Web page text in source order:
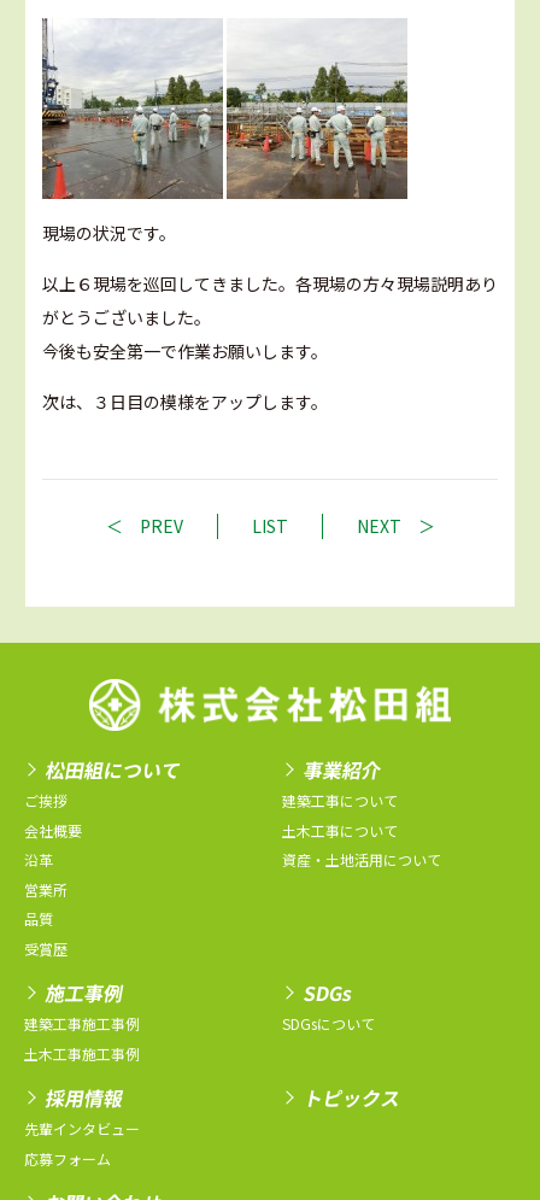
現場の状況です。
以上６現場を巡回してきました。各現場の方々現場説明あり
がとうございました。
今後も安全第一で作業お願いします。
次は、３日目の模様をアップします。
PREV LIST NEXT
松田組について
ご挨拶
会社概要
沿革
営業所
品質
受賞歴
事業紹介
建築工事について
土木工事について
資産・土地活用について
施工事例
建築工事施工事例
土木工事施工事例
SDGs
SDGsについて
採用情報
先輩インタビュー
応募フォーム
トピックス